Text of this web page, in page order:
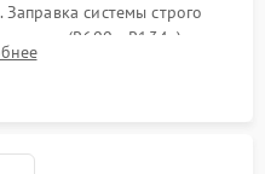
системы строго
(R600a, R134a) по
давления в системе.